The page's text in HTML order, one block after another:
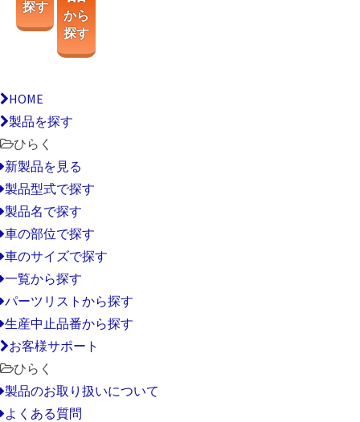
探す
から
探す
HOME
製品を探す
ひらく
新製品を見る
製品型式で探す
製品名で探す
車の部位で探す
車のサイズで探す
一覧から探す
パーツリストから探す
生産中止品番から探す
お客様サポート
ひらく
製品のお取り扱いについて
よくある質問